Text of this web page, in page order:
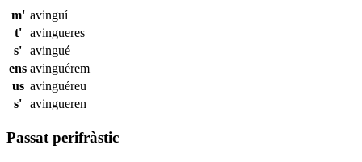
m' avinguí
t'
avingueres
s' avingué
ens avinguérem
us avinguéreu
s' avingueren
Passat perifràstic